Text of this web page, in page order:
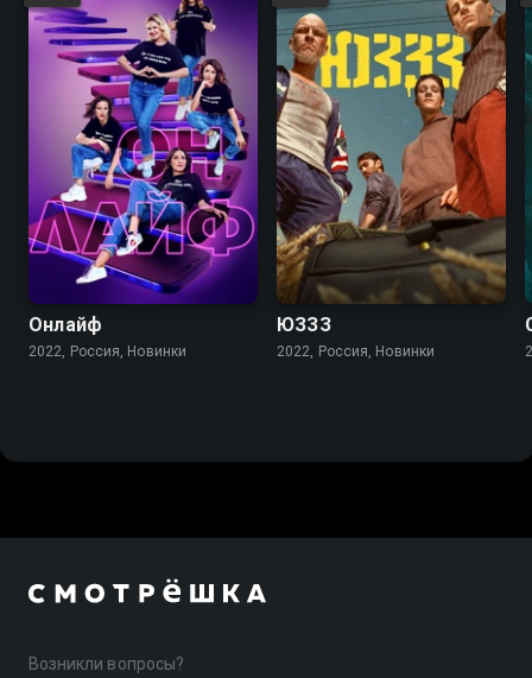
Онлайф
2022, Россия, Новинки
ЮЗЗЗ
2022, Россия, Новинки
Возникли вопросы?